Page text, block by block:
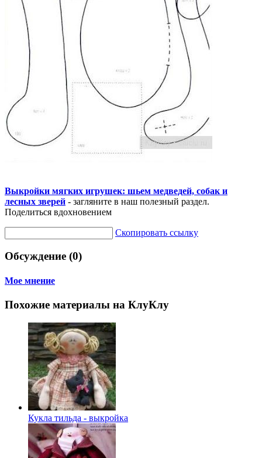
Выкройки мягких игрушек: шьем медведей, собак и
лесных зверей - загляните в наш полезный раздел.
Поделиться вдохновением
Скопировать ссылку
Обсуждение (0)
Мое мнение
Похожие материалы на КлуКлу
Кукла тильда - выкройка